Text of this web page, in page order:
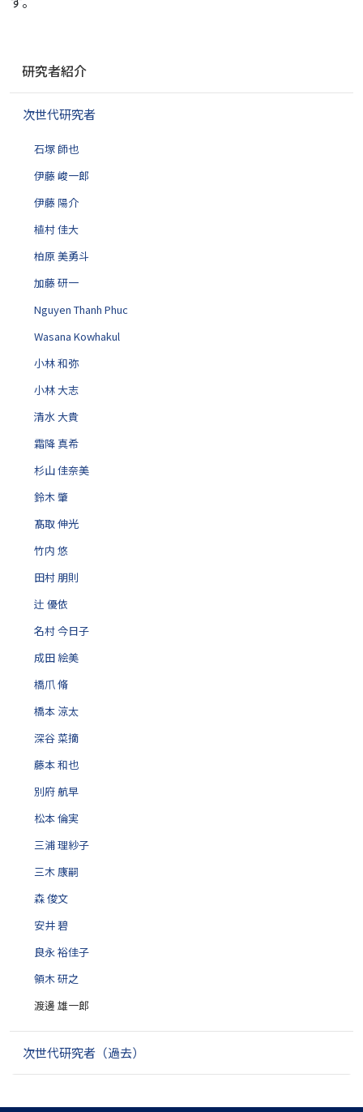
ゲ
研究者紹介
次世代研究者
石塚 師也
伊藤 峻一郎
伊藤 陽介
植村 佳大
柏原 美勇斗
加藤 研一
Nguyen Thanh Phuc
Wasana Kowhakul
小林 和弥
小林 大志
清水 大貴
霜降 真希
杉山 佳奈美
鈴木 肇
髙取 伸光
竹内 悠
田村 朋則
辻 優依
名村 今日子
成田 絵美
橋爪 脩
橋本 涼太
深谷 菜摘
藤本 和也
別府 航早
松本 倫実
三浦 理紗子
三木 康嗣
森 俊文
安井 碧
良永 裕佳子
領木 研之
渡邊 雄一郎
次世代研究者（過去）